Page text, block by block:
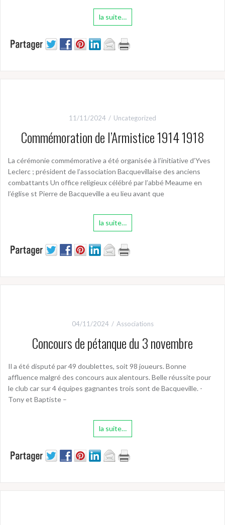
la suite…
11/11/2024 Uncategorized
Commémoration de l’Armistice 1914 1918
La cérémonie commémorative a été organisée à l’initiative d’Yves
Leclerc ; président de l’association Bacquevillaise des anciens
combattants Un office religieux célébré par l’abbé Meaume en
l’église st Pierre de Bacqueville a eu lieu avant que
la suite…
04/11/2024 Associations
Concours de pétanque du 3 novembre
Il a été disputé par 49 doublettes, soit 98 joueurs. Bonne
affluence malgré des concours aux alentours. Belle réussite pour
le club car sur 4 équipes gagnantes trois sont de Bacqueville. -
Tony et Baptiste –
la suite…